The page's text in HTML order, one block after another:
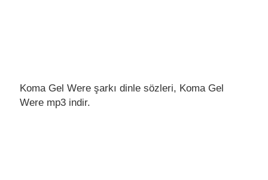
Koma Gel Were şarkı dinle sözleri, Koma Gel
Were mp3 indir.